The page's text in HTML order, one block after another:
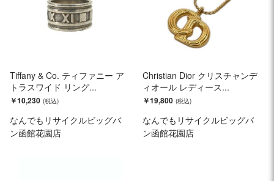
Tiffany & Co. ティファニー ア
トラスワイド リング...
￥10,230
なんでもリサイクルビッグバ
ン函館花園店
Christian Dior クリスチャンデ
ィオール レディース...
￥19,800
なんでもリサイクルビッグバ
ン函館花園店